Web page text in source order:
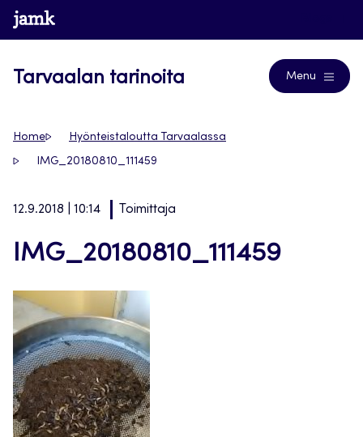
Siirry
suoraan
www.jamk.fi
Tarvaalan tarinoita Menu
Home Hyönteistaloutta Tarvaalassa
IMG_20180810_111459
12.9.2018 | 10:14 Toimittaja
IMG_20180810_111459